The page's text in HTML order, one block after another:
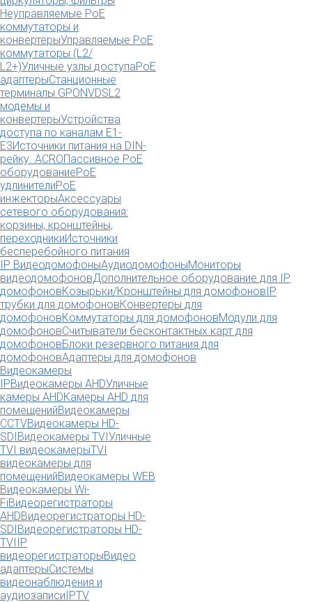
Неуправляемые PoE
коммутаторы и
конвертерыУправляемые PoE
коммутаторы (L2/
L2+)Уличные узлы доступаPoE
адаптерыСтанционные
терминалы GPONVDSL2
модемы и
конвертерыУстройства
доступа по каналам E1-
E3Источники питания на DIN-
рейку. ACROПассивное PoE
оборудованиеPoE
удлинителиPoE
инжекторыАксессуары
сетевого оборудования:
корзины, кронштейны,
переходникиИсточники
бесперебойного питания
IP ВидеодомофоныАудиодомофоныМониторы
видеодомофоновДополнительное оборудование для IP
домофоновКозырьки/Кронштейны для домофоновIP
трубки для домофоновКонвертеры для
домофоновКоммутаторы для домофоновМодули для
домофоновСчитыватели бесконтактных карт для
домофоновБлоки резервного питания для
домофоновАдаптеры для домофонов
Видеокамеры
IPВидеокамеры AHDУличные
камеры AHDКамеры AHD для
помещенийВидеокамеры
CCTVВидеокамеры HD-
SDIВидеокамеры TVIУличные
TVI видеокамерыTVI
видеокамеры для
помещенийВидеокамеры WEB
Видеокамеры Wi-
FiВидеорегистраторы
AHDВидеорегистраторы HD-
SDIВидеорегистраторы HD-
TVI IP
видеорегистраторыВидео
адаптерыСистемы
видеонаблюдения и
аудиозаписиIPTV